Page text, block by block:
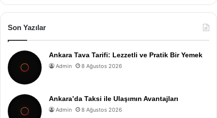
Son Yazılar
Ankara Tava Tarifi: Lezzetli ve Pratik Bir Yemek
Admin 8 Ağustos 2026
Ankara’da Taksi ile Ulaşımın Avantajları
Admin 8 Ağustos 2026